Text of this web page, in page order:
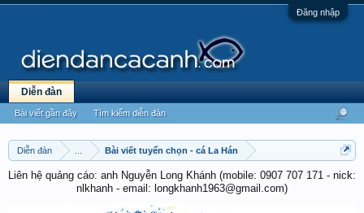
Đăng nhập
Diễn đàn Bài viết tuyển chọn - cá La Hán
Liên hệ quảng cáo: anh Nguyễn Long Khánh (mobile: 0907 707 171 - nick:
nlkhanh - email: longkhanh1963@gmail.com)
Diễn đàn
Bài viết gần đây Tìm kiếm diễn đàn